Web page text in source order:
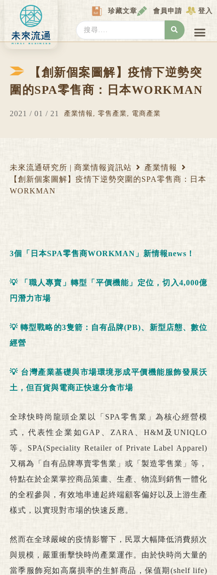
content
珍藏文章 會員申請 登入
Search
...
【創新個案圖解】疫情下逆勢突
圍的SPA零售商：日本WORKMAN
2021 / 01 / 21 產業情報 , 零售產業, 電商產業
未來流通研究所 | 商業情報資訊站
產業情報
【創新個案圖解】疫情下逆勢突圍的SPA零售商：日本
WORKMAN
3個「日本SPA零售商WORKMAN 」新情報news ！
💡 「職人專賣」轉型「平價機能」定位，切入4,000億
円潛力市場
💡轉型戰略的3隻箭：自有品牌(PB)、新型店態、數位
經營
💡 台灣產業基礎與市場環境形成平價機能服飾發展沃
土，但百貨與電商正快速分食市場
全球快時尚龍頭企業以「SPA零售業」為核心經營模
式，代表性企業如GAP、ZARA、H&M及UNIQLO
等。SPA(Speciality Retailer of Private Label Apparel)
又稱為「自有品牌專賣零售業」或「製造零售業」等，
特點在於企業掌控商品策畫、生產、物流到銷售一體化
的全程參與，有效地串連起終端顧客偏好以及上游生產
樣式，以實現對市場的快速反應。
然而在全球嚴峻的疫情影響下，民眾大幅降低消費頻次
與規模，嚴重衝擊快時尚產業運作。由於快時尚大量的
當季服飾宛如高腐損率的生鮮商品，保值期(shelf life)